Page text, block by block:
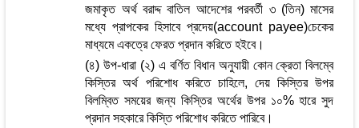
জমাকৃত অর্থ বরাদ্দ বাতিল আদেশের পরবর্তী ৩ (তিন) মাসের
মধ্যে প্রাপকের হিসাবে প্রদেয়(account payee)চেকের
মাধ্যমে একত্রে ফেরত প্রদান করিতে হইবে।
(৪) উপ-ধারা (২) এ বর্ণিত বিধান অনুযায়ী কোন ক্রেতা বিলম্বে
কিস্তির অর্থ পরিশোধ করিতে চাহিলে, দেয় কিস্তির উপর
বিলম্বিত সময়ের জন্য কিস্তির অর্থের উপর ১০% হারে সুদ
প্রদান সহকারে কিস্তি পরিশোধ করিতে পারিবে।